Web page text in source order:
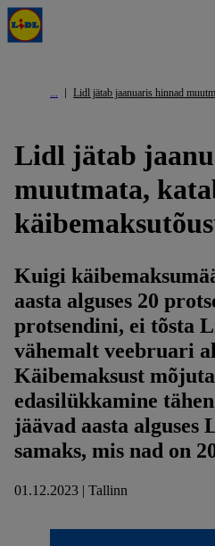
Lidl jätab jaanuaris hinnad
Lidl jätab
muutmata,
Kuigi
aasta alguses 20
protsendini, ei tõsta
vähemalt veebruari
Käibemaksust
edasilükkamine
jäävad aasta alguses
samaks, mis nad on
01.12.2023 | Tallinn